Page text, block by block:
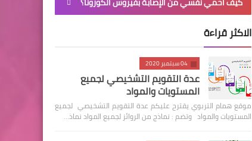
الاكثر قراءة
04 سبتمبر 2020
عدة التقويم التشخيصي لجميع
المستويات والمواد
موقع همام التربوي يقترح عليكم عدة التقويم التشخيصي لجميع
المستويات والمواد وتضم : نماذج من الروائز لجميع المواد نماذ…